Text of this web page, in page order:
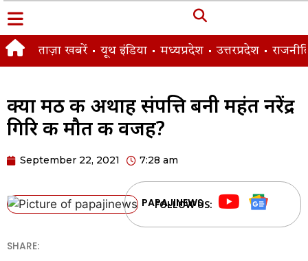
ताज़ा खबरें यूथ इंडिया मध्यप्रदेश उत्तरप्रदेश
क्या मठ की अथाह संपत्ति बनी महंत नरेंद्र
गिरि की मौत की वजह?
September 22, 2021 7:28 am
PAPAJINEWS
FOLLOW US:
SHARE: